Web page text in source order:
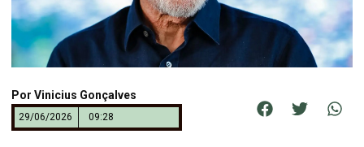
Por Vinicius Gonçalves
29/06/2026 09:28